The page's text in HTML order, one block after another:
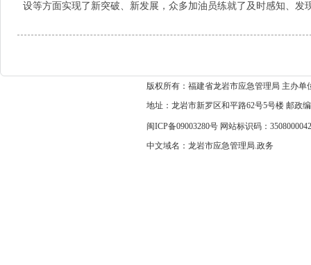
设等方面实现了新突破、新发展，众多加油员练就了及时感知、